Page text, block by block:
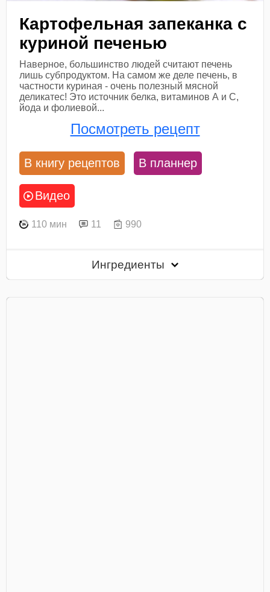
Картофельная запеканка с
куриной печенью
Наверное, большинство людей считают печень
лишь субпродуктом. На самом же деле печень, в
частности куриная - очень полезный мясной
деликатес! Это источник белка, витаминов А и С,
йода и фолиевой...
Посмотреть рецепт
В книгу рецептов В планнер
Видео
110 мин 11 990
Ингредиенты